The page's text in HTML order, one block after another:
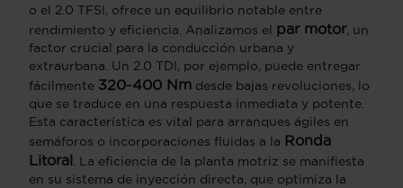
o el 2.0 TFSI, ofrece un equilibrio notable entre
rendimiento y eficiencia. Analizamos el par motor, un
factor crucial para la conducción urbana y
extraurbana. Un 2.0 TDI, por ejemplo, puede entregar
fácilmente 320-400 Nm desde bajas revoluciones, lo
que se traduce en una respuesta inmediata y potente.
Esta característica es vital para arranques ágiles en
semáforos o incorporaciones fluidas a la Ronda
Litoral . La eficiencia de la planta motriz se manifiesta
en su sistema de inyección directa, que optimiza la